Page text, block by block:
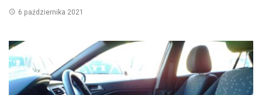
6 października 2021